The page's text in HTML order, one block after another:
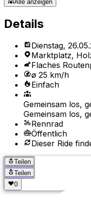
Alle anzeigen
Details
Dienstag,
Marktplatz,
Flaches
ø 25 km/h
Einfach
Gemeinsam los,
Gemeinsam los,
Rennrad
Öffentlich
Dieser Ride
Teilen
Teilen